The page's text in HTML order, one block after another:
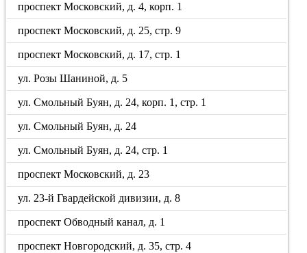
проспект Московский, д. 4, корп. 1
проспект Московский, д. 25, стр. 9
проспект Московский, д. 17, стр. 1
ул. Розы Шаниной, д. 5
ул. Смольный Буян, д. 24, корп. 1, стр. 1
ул. Смольный Буян, д. 24
ул. Смольный Буян, д. 24, стр. 1
проспект Московский, д. 23
ул. 23-й Гвардейской дивизии, д. 8
проспект Обводный канал, д. 1
проспект Новгородский, д. 35, стр. 4